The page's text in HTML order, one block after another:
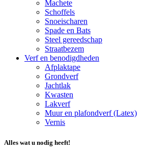
Machete
Schoffels
Snoeischaren
Spade en Bats
Steel gereedschap
Straatbezem
Verf en benodigdheden
Afplaktape
Grondverf
Jachtlak
Kwasten
Lakverf
Muur en plafondverf (Latex)
Vernis
Alles wat u nodig heeft!